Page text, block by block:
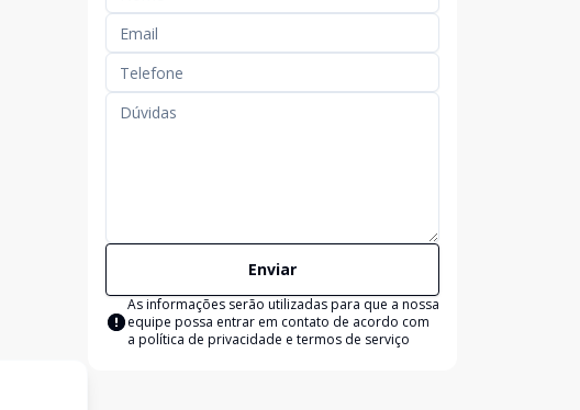
Enviar
As informações serão utilizadas para que a nossa
equipe possa entrar em contato de acordo com
a política de privacidade e termos de serviço